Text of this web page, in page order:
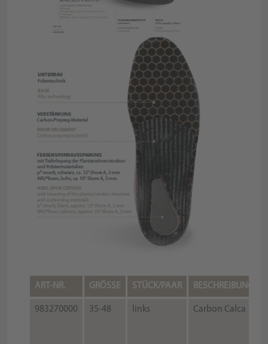
ART-NR. GRÖSSE STÜCK/PAAR BESCHREIBUNG
983270000 35-48 links Carbon Calca